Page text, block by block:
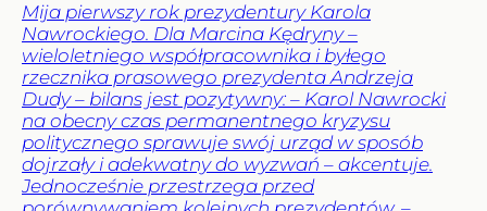
Mija pierwszy rok prezydentury Karola
Nawrockiego. Dla Marcina Kędryny –
wieloletniego współpracownika i byłego
rzecznika prasowego prezydenta Andrzeja
Dudy – bilans jest pozytywny: – Karol Nawrocki
na obecny czas permanentnego kryzysu
politycznego sprawuje swój urząd w sposób
dojrzały i adekwatny do wyzwań – akcentuje.
Jednocześnie przestrzega przed